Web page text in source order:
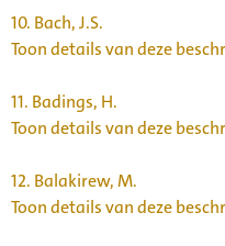
10. Bach, J.S.
Toon details van deze
11. Badings, H.
Toon details van deze
12. Balakirew, M.
Toon details van deze